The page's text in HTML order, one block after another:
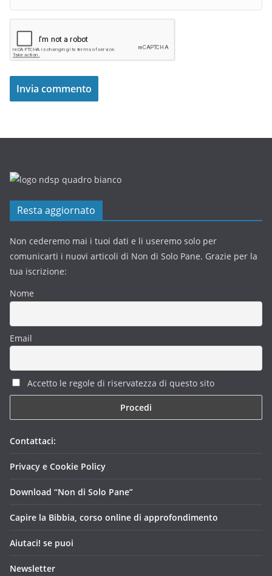
Resta aggiornato
Non cederemo mai i tuoi dati e li useremo solo per
comunicarti i nuovi articoli di Non di Solo Pane. Grazie per la
tua iscrizione:
Nome
Email
Accetto le regole di riservatezza di questo sito
Contattaci:
Privacy e Cookie Policy
Download “Non di Solo Pane”
Capire la Bibbia, corso online di approfondimento
Aiutaci! se puoi
Newsletter